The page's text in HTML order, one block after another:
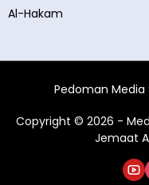
Al-Hakam
Pedoman Media
Copyright © 2026 -
Jemaat